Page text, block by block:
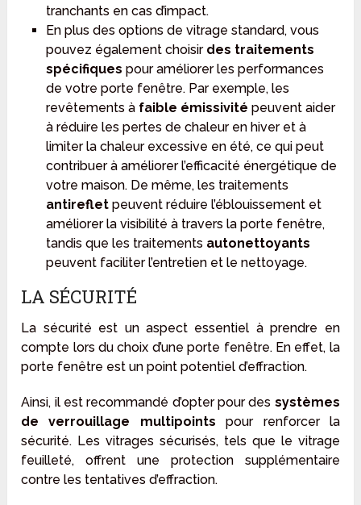
tranchants en cas d’impact.
En plus des options de vitrage standard, vous
pouvez également choisir des traitements
spécifiques pour améliorer les performances
de votre porte fenêtre. Par exemple, les
revêtements à faible émissivité peuvent aider
à réduire les pertes de chaleur en hiver et à
limiter la chaleur excessive en été, ce qui peut
contribuer à améliorer l’efficacité énergétique de
votre maison. De même, les traitements
antirefletpeuvent réduire l’éblouissement et
améliorer la visibilité à travers la porte fenêtre,
tandis que les traitements autonettoyants
peuvent faciliter l’entretien et le nettoyage.
LA SÉCURITÉ
La sécurité est un aspect essentiel à prendre en
compte lors du choix d’une porte fenêtre. En effet, la
porte fenêtre est un point potentiel d’effraction.
Ainsi, il est recommandé d’opter pour des systèmes
de verrouillage multipoints pour renforcer la
sécurité. Les vitrages sécurisés, tels que le vitrage
feuilleté, offrent une protection supplémentaire
contre les tentatives d’effraction.